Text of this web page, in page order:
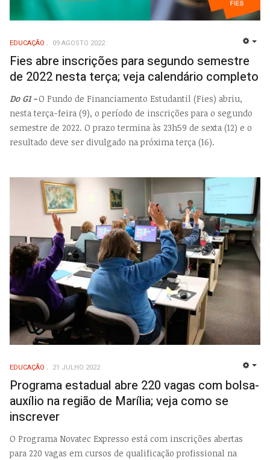
EDUCAÇÃO 09 AGOSTO 2022
Fies abre inscrições para segundo semestre
de 2022 nesta terça; veja calendário completo
Do G1 - O Fundo de Financiamento Estudantil (Fies) abriu,
nesta terça-feira (9), o período de inscrições para o segundo
semestre de 2022. O prazo termina às 23h59 de sexta (12) e o
resultado deve ser divulgado na próxima terça (16).
EDUCAÇÃO 21 JULHO 2022
Programa estadual abre 220 vagas com bolsa-
auxílio na região de Marília; veja como se
inscrever
O Programa Novatec Expresso está com inscrições abertas
para 220 vagas em cursos de qualificação profissional na